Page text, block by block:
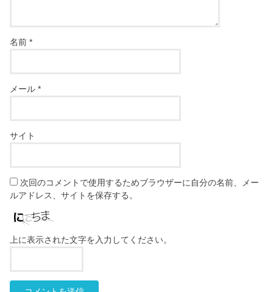
名前*
メール*
サイト
次回のコメントで使用するためブラウザーに自分の名前、メー
ルアドレス、サイトを保存する。
上に表示された文字を入力してください。